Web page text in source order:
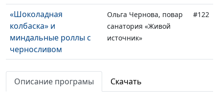
«Шоколадная
колбаска» и
миндальные роллы с
черносливом
Ольга Чернова, повар
санатория «Живой
источник»
#122
Кабачковая запеканка
и салат типа «Лечо»
санатория «Живой
источник»
Описание програмы Скачать